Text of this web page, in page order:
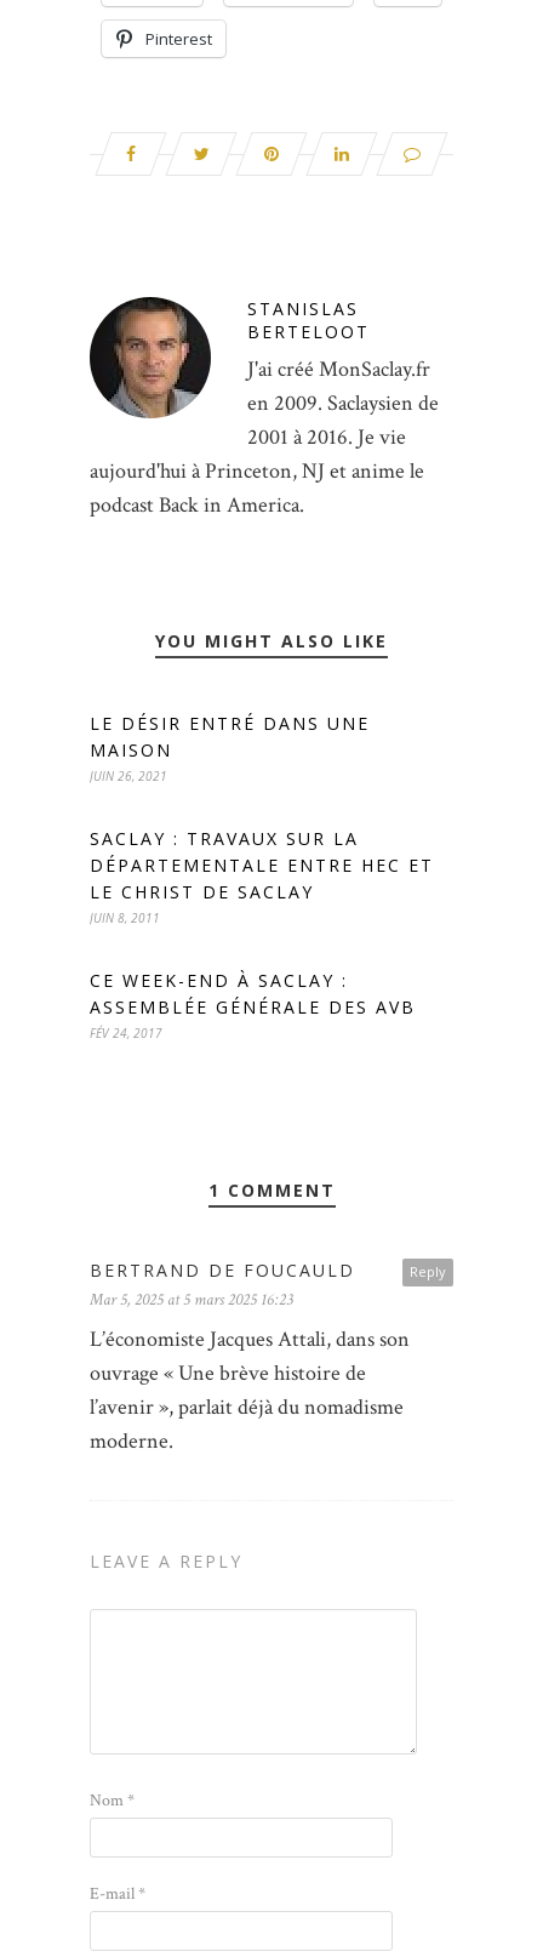
Pinterest
STANISLAS
BERTELOOT
J'ai créé MonSaclay.fr
en 2009. Saclaysien de
2001 à 2016. Je vie
aujourd'hui à Princeton, NJ et anime le
podcast Back in America.
YOU MIGHT ALSO LIKE
LE DÉSIR ENTRÉ DANS UNE
MAISON
JUIN 26, 2021
SACLAY : TRAVAUX SUR LA
DÉPARTEMENTALE ENTRE HEC ET
LE CHRIST DE SACLAY
JUIN 8, 2011
CE WEEK-END À SACLAY :
ASSEMBLÉE GÉNÉRALE DES AVB
FÉV 24, 2017
1 COMMENT
Reply
BERTRAND DE FOUCAULD
Mar 5, 2025 at 5 mars 2025 16:23
L’économiste Jacques Attali, dans son
ouvrage « Une brève histoire de
l’avenir », parlait déjà du nomadisme
moderne.
LEAVE A REPLY
Nom*
E-mail*